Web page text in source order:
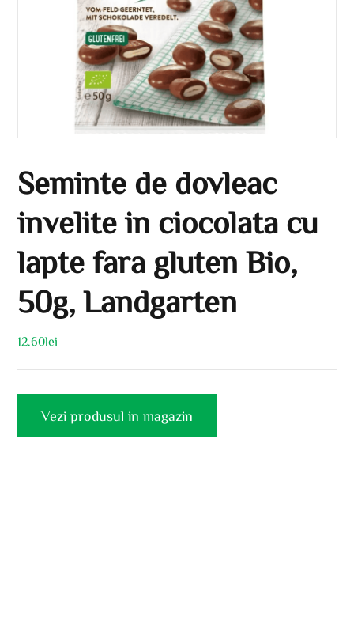
Seminte de dovleac
invelite in ciocolata cu
lapte fara gluten Bio,
50g, Landgarten
12.60lei
Vezi produsul in magazin